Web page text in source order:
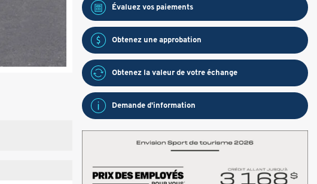
Évaluez vos paiements
Obtenez une approbation
Obtenez la valeur de votre échange
Demande d'information